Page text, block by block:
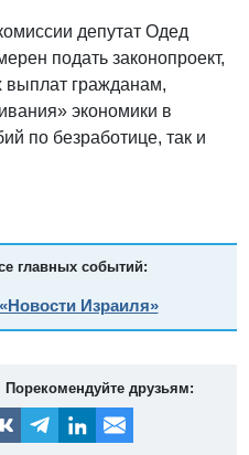
депутат Одед
подать законопроект,
выплат гражданам,
экономики в
по безработице, так и
главных событий:
Израиля»
друзьям: